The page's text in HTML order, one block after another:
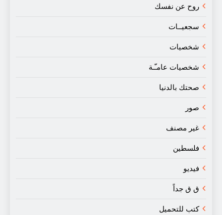
روح عن نفسك
سجعيــات
شخصيات
شخصيات عامـّـة
صحتك بالدنيا
صور
غير مصنف
فلسطين
فيديو
ق ق جداً
كتب للتحميل